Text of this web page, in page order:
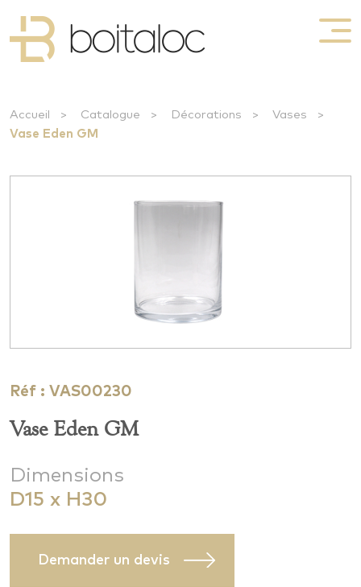
Accueil > Catalogue > Décorations > Vases
>
Vase Eden GM
Réf : VAS00230
Vase Eden GM
Dimensions
D15 x H30
Demander un devis